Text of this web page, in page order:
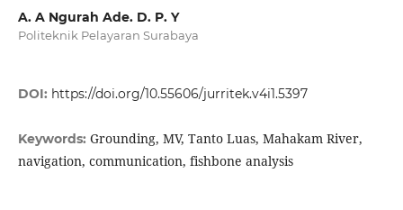
A. A Ngurah Ade. D. P. Y
Politeknik Pelayaran Surabaya
DOI: https://doi.org/10.55606/jurritek.v4i1.5397
Keywords: Grounding, MV, Tanto Luas, Mahakam River,
navigation, communication, fishbone analysis